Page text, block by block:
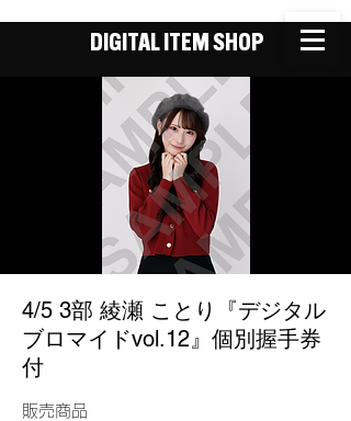
DIGITAL ITEM SHOP
4/5 3部 綾瀬 ことり『デジタル
ブロマイドvol.12』個別握手券
付
販売商品